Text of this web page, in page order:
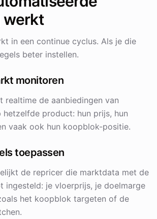
werkt
in een continue cyclus. Als je die
beter instellen.
monitoren
realtime de aanbiedingen van
hetzelfde product: hun prijs, hun
vaak ook hun koopblok-positie.
toepassen
de repricer die marktdata met de
ingesteld: je vloerprijs, je doelmarge
het koopblok targeten of de